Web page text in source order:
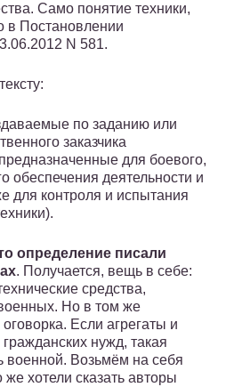
Само понятие техники,
в Постановлении
N 581.
по заданию или
заказчика
для боевого,
обеспечения деятельности и
для контроля и испытания
определение писали
. Получается, вещь в себе:
средства,
Но в том же
Если агрегаты и
нужд, такая
военной. Возьмём на себя
хотели сказать авторы